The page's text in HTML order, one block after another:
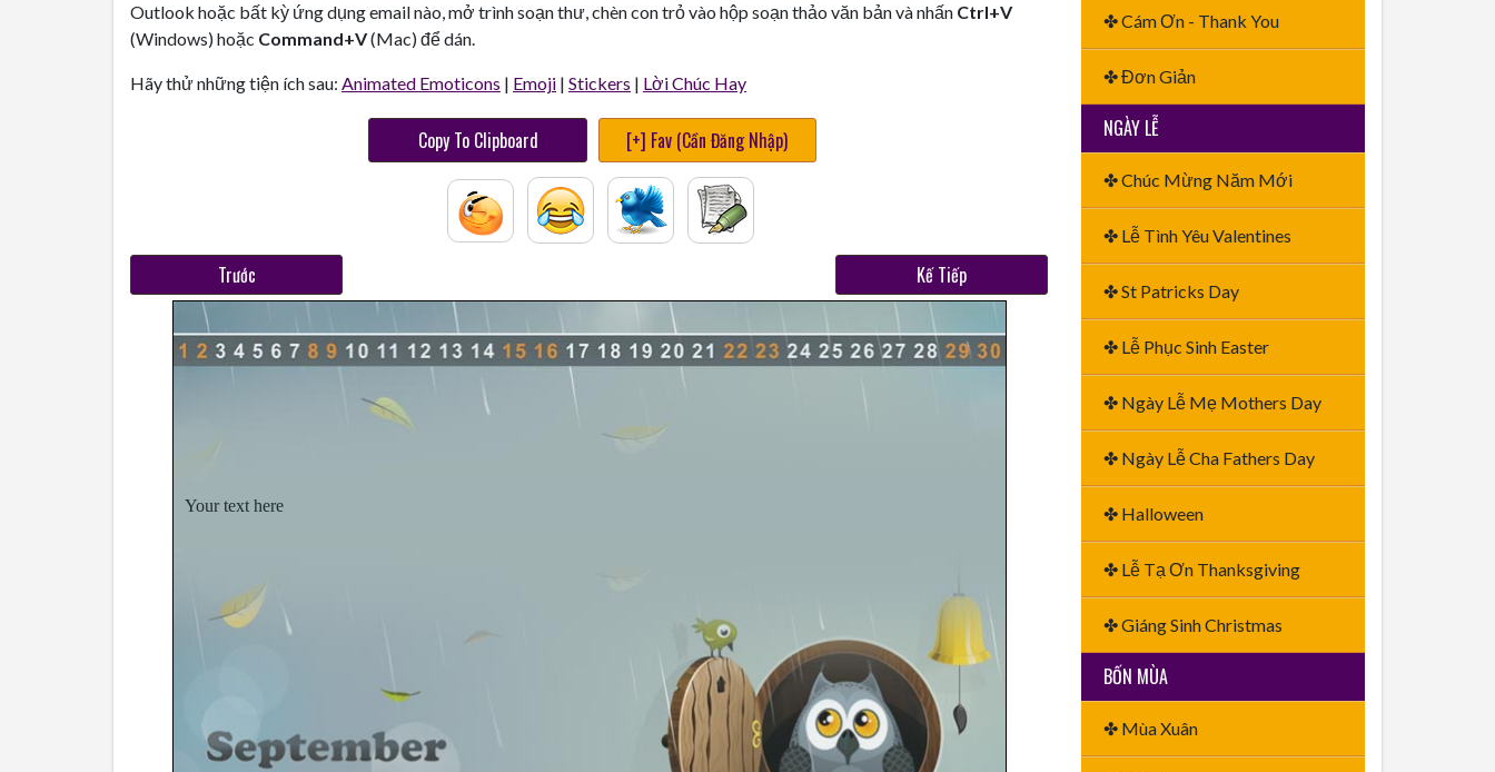
Outlook hoặc bất kỳ ứng dụng email nào, mở trình soạn thư, chèn con trỏ vào hộp soạn thảo văn bản và nhấn Ctrl+V
(Windows) hoặc Command+V(Mac) để dán.
Hãy thử những tiện ích sau: Animated Emoticons | Emoji | Stickers | Lời Chúc Hay
Copy To Clipboard [+] Fav (Cần Đăng Nhập)
Trước Kế Tiếp
Your text here
✤ Cám Ơn - Thank You
✤ Đơn Giản
NGÀY LỄ
✤ Chúc Mừng Năm Mới
✤ Lễ Tình Yêu Valentines
✤ St Patricks Day
✤ Lễ Phục Sinh Easter
✤ Ngày Lễ Mẹ Mothers Day
✤ Ngày Lễ Cha Fathers Day
✤ Halloween
✤ Lễ Tạ Ơn Thanksgiving
✤ Giáng Sinh Christmas
BỐN MÙA
✤ Mùa Xuân